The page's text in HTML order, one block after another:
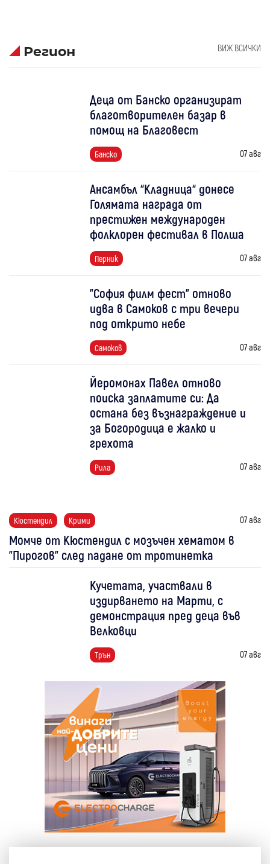
Регион ВИЖ ВСИЧКИ
Деца от Банско организират
благотворителен базар в
помощ на Благовест
Банско 07 авг
Ансамбъл “Кладница“ донесе
Голямата награда от
престижен международен
фолклорен фестивал в Полша
Перник 07 авг
"София филм фест" отново
идва в Самоков с три вечери
под открито небе
Самоков 07 авг
Йеромонах Павел отново
поиска заплатите си: Да
остана без възнаграждение и
за Богородица е жалко и
грехота
Рила 07 авг
Кюстендил Крими 07 авг
Момче от Кюстендил с мозъчен хематом в
"Пирогов" след падане от тротинетка
Кучетата, участвали в
издирването на Марти, с
демонстрация пред деца във
Велковци
Трън 07 авг